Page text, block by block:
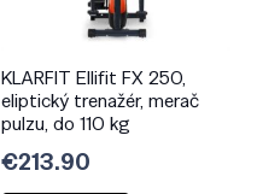
KLARFIT Ellifit FX 250,
eliptický trenažér, merač
pulzu, do 110 kg
€213.90